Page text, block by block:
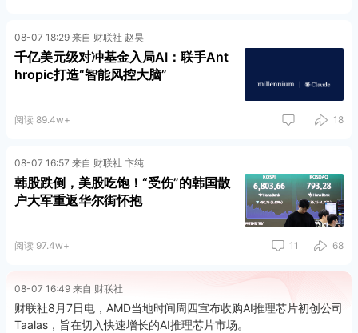
08-07 18:29 来自 财联社 赵昊
千亿美元级对冲基金入局AI：联手Ant
hropic打造“智能风控大脑”
阅读 89.4w+ 18
08-07 16:57 来自 财联社 卞纯
韩股跌倒，美股吃饱！“受伤”的韩国散
户大军重返华尔街怀抱
阅读 97.4w+ 11 68
08-07 16:49 来自 财联社
财联社8月7日电，AMD当地时间周四宣布收购AI推理芯片初创公司
Taalas，旨在切入快速增长的AI推理芯片市场。